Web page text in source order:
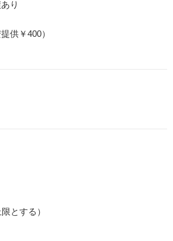
り
供￥400）
とする）